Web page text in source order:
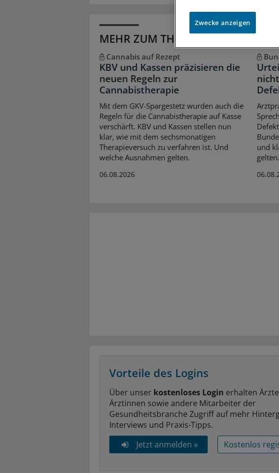
MEHR ZUM THEMA
Cannabis auf Rezept
KBV und Kassen präzisieren die
neuen Regeln zur
Cannabistherapie
Mit dem GKV-Spargestetz wurden auch die
Regeln für die Cannabistherapie auf Kasse
verschärft. KBV und Kassen stellen nun
klar, wie mit dem sechsmonatigen
Therapieversuch zu verfahren ist. Und
welche Ausnahmen gelten.
06.08.2026
und
gelten.
Vorteile des Logins
Über unser kostenloses Login erhalten
Ärztinnen sowie andere Mitarbeiter der
Gesundheitsbranche Zugriff auf mehr
Interviews und Praxis-Tipps.
Jetzt anmelden »
Kostenlos
Zwecke anzeigen